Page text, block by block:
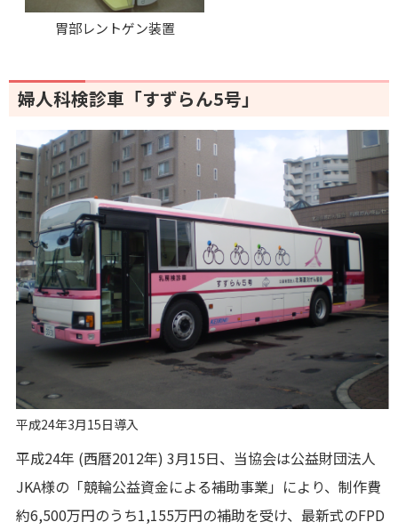
胃部レントゲン装置
婦人科検診車「すずらん5号」
平成24年3月15日導入
平成24年 (西暦2012年) 3月15日、当協会は公益財団法人
JKA様の「競輪公益資金による補助事業」により、制作費
約6,500万円のうち1,155万円の補助を受け、最新式のFPD